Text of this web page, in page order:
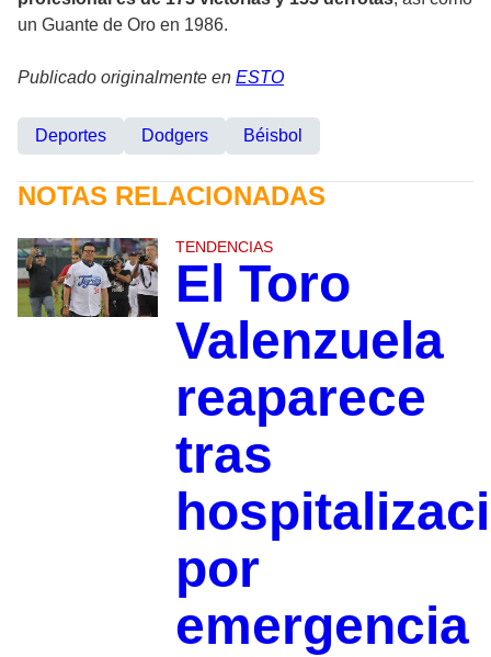
un Guante de Oro en 1986.
Publicado originalmente en ESTO
Deportes Dodgers Béisbol
NOTAS RELACIONADAS
TENDENCIAS
El Toro
Valenzuela
reaparece
tras
por
emergencia